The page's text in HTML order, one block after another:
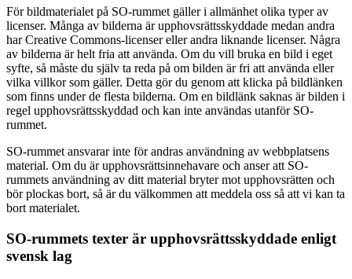
För bildmaterialet på SO-rummet gäller i allmänhet olika typer av
licenser. Många av bilderna är upphovsrättsskyddade medan andra
har Creative Commons-licenser eller andra liknande licenser. Några
av bilderna är helt fria att använda. Om du vill bruka en bild i eget
syfte, så måste du själv ta reda på om bilden är fri att använda eller
vilka villkor som gäller. Detta gör du genom att klicka på bildlänken
som finns under de flesta bilderna. Om en bildlänk saknas är bilden i
regel upphovsrättsskyddad och kan inte användas utanför SO-
rummet.
SO-rummet ansvarar inte för andras användning av webbplatsens
material. Om du är upphovsrättsinnehavare och anser att SO-
rummets användning av ditt material bryter mot upphovsrätten och
bör plockas bort, så är du välkommen att meddela oss så att vi kan ta
bort materialet.
SO-rummets texter är upphovsrättsskyddade enligt
svensk lag